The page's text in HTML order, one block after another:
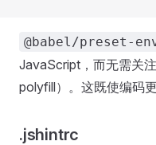
@babel/preset-
JavaScript，而无需关
polyfill）。这既使编码
.jshintrc